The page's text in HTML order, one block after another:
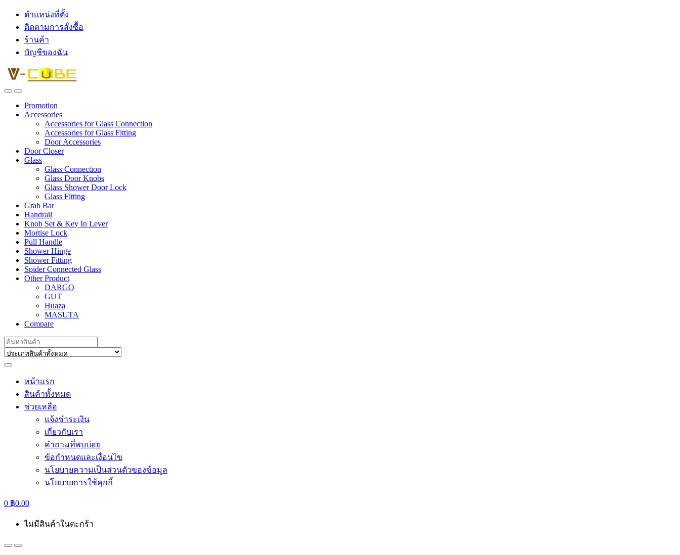
ตำแหน่งที่ตั้ง
ติดตามการสั่งซื้อ
ร้านค้า
บัญชีของฉัน
Promotion
Accessories
Accessories for Glass Connection
Accessories for Glass Fitting
Door Accessories
Door Closer
Glass
Glass Connection
Glass Door Knobs
Glass Shower Door Lock
Glass Fitting
Grab Bar
Handrail
Knob Set & Key In Lever
Mortise Lock
Pull Handle
Shower Hinge
Shower Fitting
Spider Connected Glass
Other Product
DARGO
GUT
Huaza
MASUTA
Compare
Search
for:
หน้าแรก
สินค้าทั้งหมด
ช่วยเหลือ
แจ้งชำระเงิน
เกี่ยวกับเรา
คำถามที่พบบ่อย
ข้อกำหนดและเงื่อนไข
นโยบายความเป็นส่วนตัวของข้อมูล
นโยบายการใช้คุกกี้
0 ฿0.00
ไม่มีสินค้าในตะกร้า